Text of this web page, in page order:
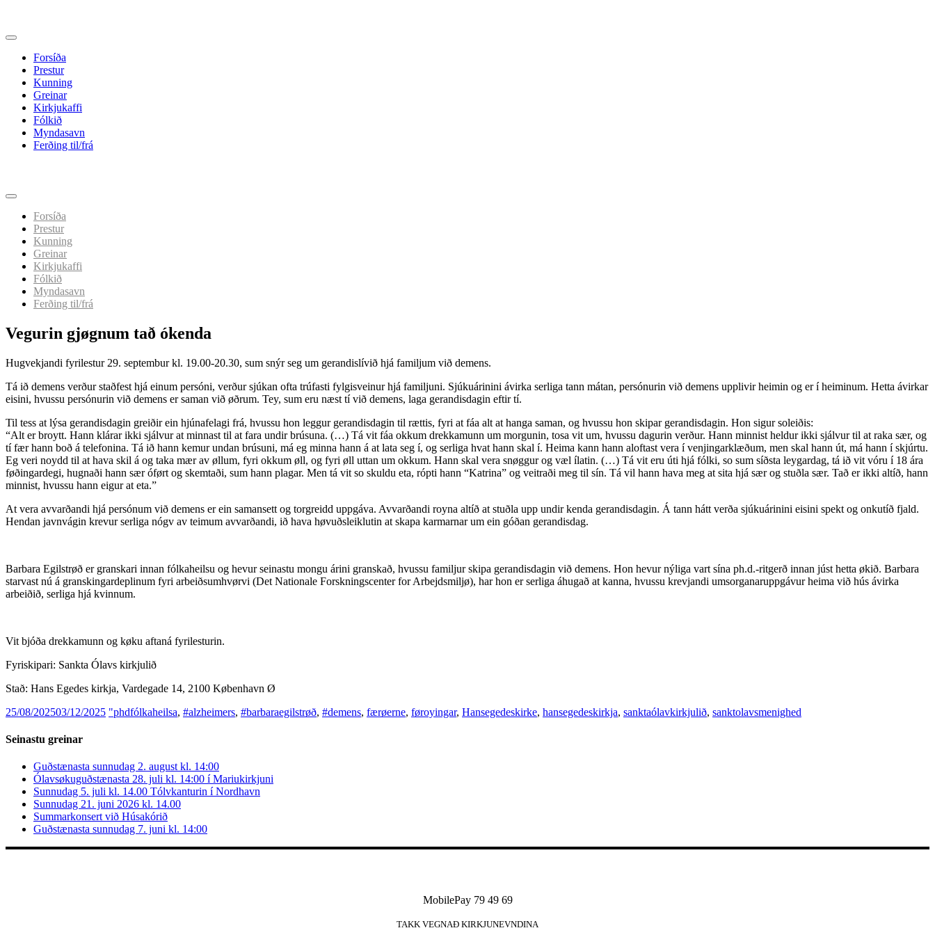
Forsíða
Prestur
Kunning
Greinar
Kirkjukaffi
Fólkið
Myndasavn
Ferðing til/frá
indhold
Forsíða
Prestur
Kunning
Greinar
Kirkjukaffi
Fólkið
Myndasavn
Ferðing til/frá
Vegurin gjøgnum tað ókenda
Hugvekjandi fyrilestur 29. septembur kl. 19.00-20.30, sum snýr seg um gerandislívið hjá familjum við demens.
Tá ið demens verður staðfest hjá einum persóni, verður sjúkan ofta trúfasti fylgisveinur hjá familjuni. Sjúkuárinini ávirka serliga tann mátan, persónurin við demens upplivir heimin og er í heiminum. Hetta ávirkar
eisini, hvussu persónurin við demens er saman við øðrum. Tey, sum eru næst tí við demens, laga gerandisdagin eftir tí.
Til tess at lýsa gerandisdagin greiðir ein hjúnafelagi frá, hvussu hon leggur gerandisdagin til rættis, fyri at fáa alt at hanga saman, og hvussu hon skipar gerandisdagin. Hon sigur soleiðis:
“Alt er broytt. Hann klárar ikki sjálvur at minnast til at fara undir brúsuna. (…) Tá vit fáa okkum drekkamunn um morgunin, tosa vit um, hvussu dagurin verður. Hann minnist heldur ikki sjálvur til at raka sær, og
tí fær hann boð á telefonina. Tá ið hann kemur undan brúsuni, má eg minna hann á at lata seg í, og serliga hvat hann skal í. Heima kann hann aloftast vera í venjingarklæðum, men skal hann út, má hann í skjúrtu.
Eg veri noydd til at hava skil á og taka mær av øllum, fyri okkum øll, og fyri øll uttan um okkum. Hann skal vera snøggur og væl ílatin. (…) Tá vit eru úti hjá fólki, so sum síðsta leygardag, tá ið vit vóru í 18 ára
føðingardegi, hugnaði hann sær óført og skemtaði, sum hann plagar. Men tá vit so skuldu eta, rópti hann “Katrina” og veitraði meg til sín. Tá vil hann hava meg at sita hjá sær og stuðla sær. Tað er ikki altíð, hann
minnist, hvussu hann eigur at eta.”
At vera avvarðandi hjá persónum við demens er ein samansett og torgreidd uppgáva. Avvarðandi royna altíð at stuðla upp undir kenda gerandisdagin. Á tann hátt verða sjúkuárinini eisini spekt og onkutíð fjald.
Hendan javnvágin krevur serliga nógv av teimum avvarðandi, ið hava høvuðsleiklutin at skapa karmarnar um ein góðan gerandisdag.
Barbara Egilstrøð er granskari innan fólkaheilsu og hevur seinastu mongu árini granskað, hvussu familjur skipa gerandisdagin við demens. Hon hevur nýliga vart sína ph.d.-ritgerð innan júst hetta økið. Barbara
starvast nú á granskingardeplinum fyri arbeiðsumhvørvi (Det Nationale Forskningscenter for Arbejdsmiljø), har hon er serliga áhugað at kanna, hvussu krevjandi umsorganaruppgávur heima við hús ávirka
arbeiðið, serliga hjá kvinnum.
Vit bjóða drekkamunn og køku aftaná fyrilesturin.
Fyriskipari: Sankta Ólavs kirkjulið
Stað: Hans Egedes kirkja, Vardegade 14, 2100 København Ø
25/08/202503/12/2025 "phdfólkaheilsa, #alzheimers, #barbaraegilstrøð, #demens, færøerne, føroyingar, Hansegedeskirke, hansegedeskirkja, sanktaólavkirkjulið, sanktolavsmenighed
Seinastu greinar
Guðstænasta sunnudag 2. august kl. 14:00
Ólavsøkuguðstænasta 28. juli kl. 14:00 í Mariukirkjuni
Sunnudag 5. juli kl. 14.00 Tólvkanturin í Nordhavn
Sunnudag 21. juni 2026 kl. 14.00
Summarkonsert við Húsakórið
Guðstænasta sunnudag 7. juni kl. 14:00
MobilePay 79 49 69
TAKK VEGNAÐ KIRKJUNEVNDINA